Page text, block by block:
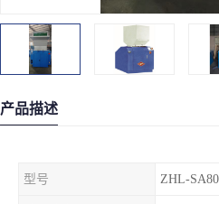
产品描述
型号 ZHL-